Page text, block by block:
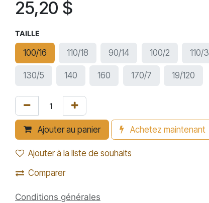
25,20 $
TAILLE
100/16 110/18 90/14 100/2 110/3
130/5 140 160 170/7 19/120
Ajouter au panier Achetez maintenant
Ajouter à la liste de souhaits
Comparer
Conditions générales